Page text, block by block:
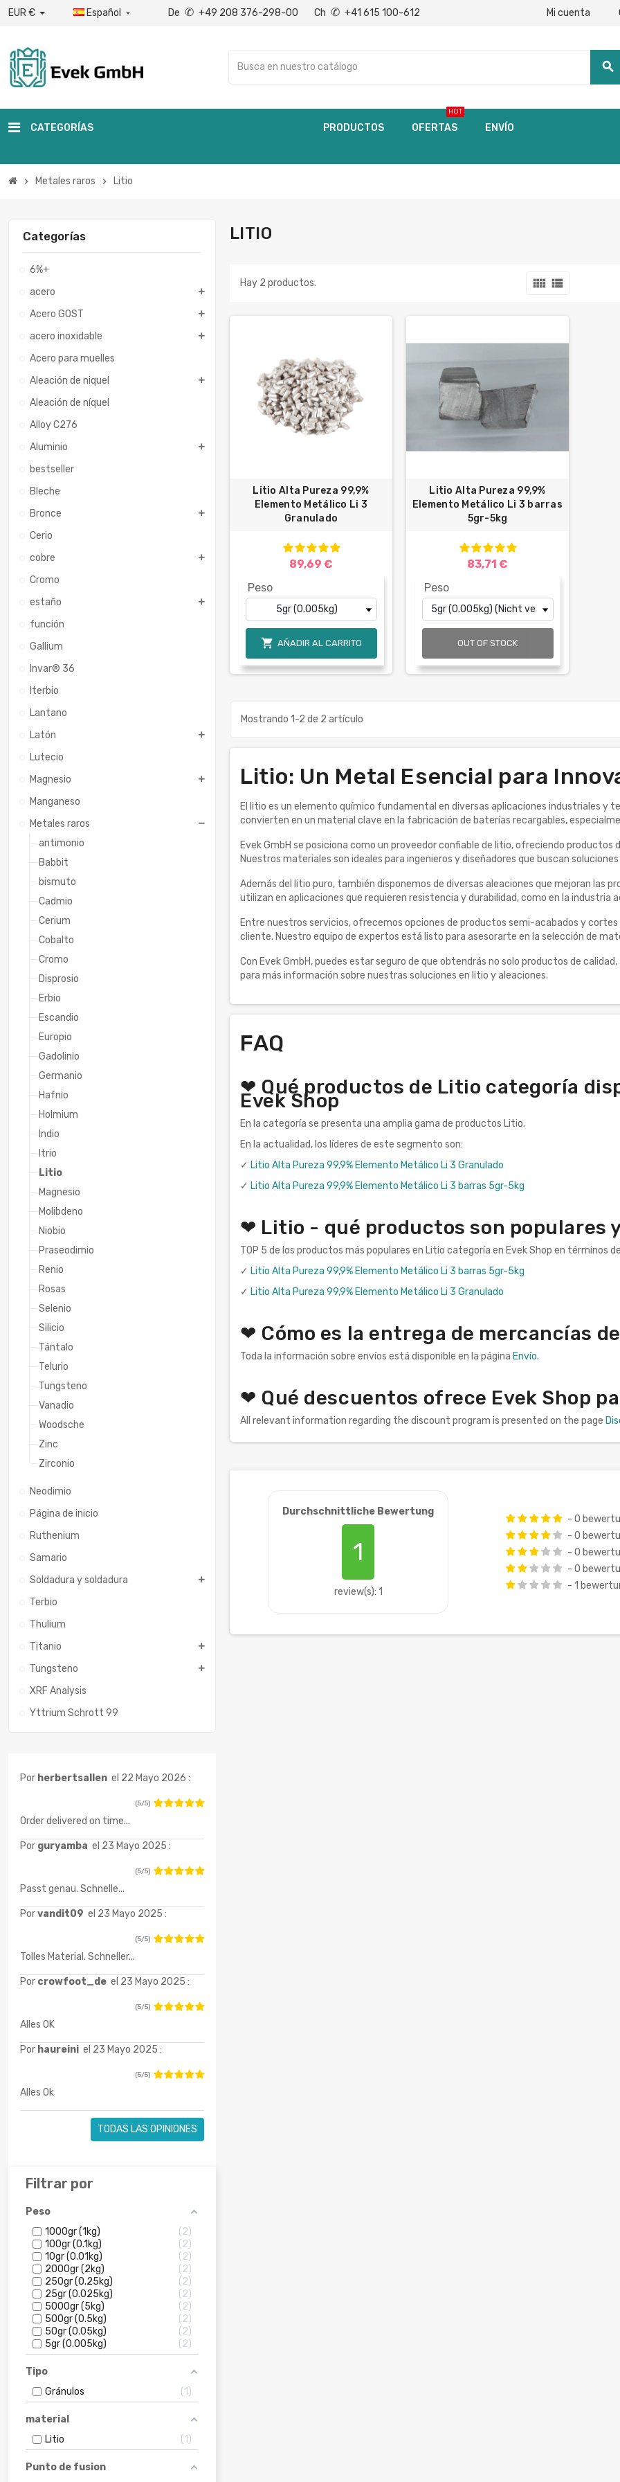
EUR € Español  De ✆ +49 208 376-298-00 Ch ✆ +41 615 100-612 Mi cuenta
search
CATEGORÍAS PRODUCTOS OFERTAS
HOT
ENVÍO
chevron_right Metales raros chevron_right Litio
Categorías
6%+
acero
Acero GOST
acero inoxidable
Acero para muelles
Aleación de niquel
Aleación de níquel
Alloy C276
Aluminio
bestseller
Bleche
Bronce
Cerio
cobre
Cromo
estaño
función
Gallium
Invar® 36
Iterbio
Lantano
Latón
Lutecio
Magnesio
Manganeso
Metales raros
antimonio
Babbit
bismuto
Cadmio
Cerium
Cobalto
Cromo
Disprosio
Erbio
Escandio
Europio
Gadolinio
Germanio
Hafnio
Holmium
Indio
Itrio
Litio
Magnesio
Molibdeno
Niobio
Praseodimio
Renio
Rosas
Selenio
Silicio
Tántalo
Telurio
Tungsteno
Vanadio
Woodsche
Zinc
Zirconio
Neodimio
Página de inicio
Ruthenium
Samario
Soldadura y soldadura
Terbio
Thulium
Titanio
Tungsteno
XRF Analysis
Yttrium Schrott 99
Por herbertsallen el 22 Mayo 2026 :
(5/5)
Order delivered on time...
Por guryamba el 23 Mayo 2025 :
(5/5)
Passt genau. Schnelle...
Porvandit09 el 23 Mayo 2025 :
(5/5)
Tolles Material. Schneller...
Por crowfoot_de el 23 Mayo 2025 :
(5/5)
Alles OK
Por haureini el 23 Mayo 2025 :
(5/5)
Alles Ok
TODAS LAS OPINIONES
Filtrar por
Peso
1000gr (1kg)
2
100gr (0.1kg)
2
10gr (0.01kg)
2
2000gr (2kg)
2
250gr (0.25kg)
2
25gr (0.025kg)
2
5000gr (5kg)
2
500gr (0.5kg)
2
50gr (0.05kg)
2
5gr (0.005kg)
2
Tipo
Gránulos
1
material
Litio
1
Punto de fusion
LITIO
view_comfy view_list
Hay 2 productos.
Litio Alta Pureza 99,9%
Elemento Metálico Li 3
Granulado
89,69 €
Peso
 AÑADIR AL CARRITO
Litio Alta Pureza 99,9%
Elemento Metálico Li 3 barras
5gr-5kg
83,71 €
Peso
OUT OF STOCK
Mostrando 1-2 de 2 artículo
Litio: Un Metal Esencial para
El litio es un elemento químico fundamental en diversas aplicaciones industriales y
convierten en un material clave en la fabricación de baterías recargables,
Evek GmbH se posiciona como un proveedor confiable de litio, ofreciendo
Nuestros materiales son ideales para ingenieros y diseñadores que buscan
Además del litio puro, también disponemos de diversas aleaciones que mejoran las
utilizan en aplicaciones que requieren resistencia y durabilidad, como en la industria
Entre nuestros servicios, ofrecemos opciones de productos semi-acabados y
cliente. Nuestro equipo de expertos está listo para asesorarte en la selección de
Con Evek GmbH, puedes estar seguro de que obtendrás no solo productos de
para más información sobre nuestras soluciones en litio y aleaciones.
FAQ
❤ Qué productos de Litio categoría
Evek Shop
En la categoría se presenta una amplia gama de productos Litio.
En la actualidad, los líderes de este segmento son:
✓ Litio Alta Pureza 99,9% Elemento Metálico Li 3 Granulado
✓ Litio Alta Pureza 99,9% Elemento Metálico Li 3 barras 5gr-5kg
❤ Litio - qué productos son populares
TOP 5 de los productos más populares en Litio categoría en Evek Shop en términos
✓ Litio Alta Pureza 99,9% Elemento Metálico Li 3 barras 5gr-5kg
✓ Litio Alta Pureza 99,9% Elemento Metálico Li 3 Granulado
❤ Cómo es la entrega de mercancías
Toda la información sobre envíos está disponible en la página Envío.
❤ Qué descuentos ofrece Evek Shop
All relevant information regarding the discount program is presented on the page
Durchschnittliche Bewertung
1
review(s): 1
- 0
- 0
- 0
- 0
- 1